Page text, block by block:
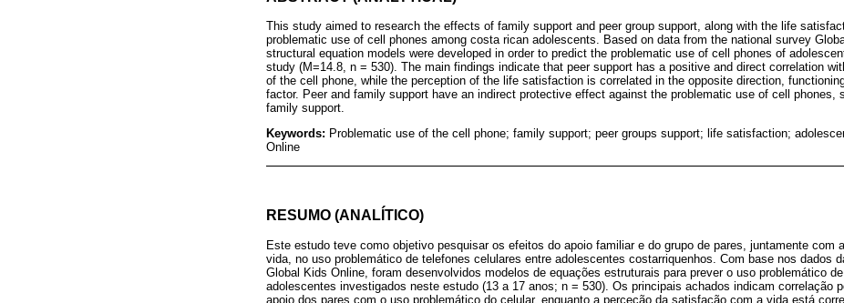
This study aimed to research the effects of family support and peer group support, along with the life
problematic use of cell phones among costa rican adolescents. Based on data from the national survey
structural equation models were developed in order to predict the problematic use of cell phones of
study (M=14.8, n = 530). The main findings indicate that peer support has a positive and direct correlation
of the cell phone, while the perception of the life satisfaction is correlated in the opposite direction,
factor. Peer and family support have an indirect protective effect against the problematic use of cell phones,
family support.
Keywords: Problematic use of the cell phone; family support; peer groups support; life satisfaction;
Online
RESUMO (ANALÍTICO)
Este estudo teve como objetivo pesquisar os efeitos do apoio familiar e do grupo de pares, juntamente com
vida, no uso problemático de telefones celulares entre adolescentes costarriquenhos. Com base nos dados
Global Kids Online, foram desenvolvidos modelos de equações estruturais para prever o uso problemático
adolescentes investigados neste estudo (13 a 17 anos; n = 530). Os principais achados indicam correlação
apoio dos pares com o uso problemático do celular, enquanto a perceção da satisfação com a vida está